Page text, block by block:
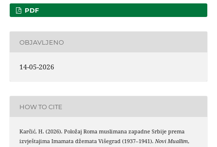
PDF
OBJAVLJENO
14-05-2026
HOW TO CITE
Karčić, H. (2026). Položaj Roma muslimana zapadne Srbije prema
izvještajima Imamata džemata Višegrad (1937–1941). Novi Muallim,